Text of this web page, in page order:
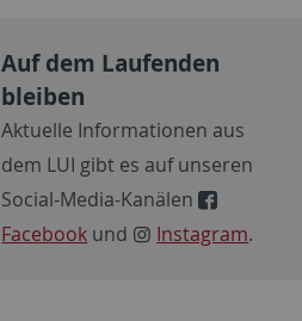
Auf dem Laufenden
bleiben
Aktuelle Informationen aus
dem LUI gibt es auf unseren
Social-Media-Kanälen
Facebook und Instagram.